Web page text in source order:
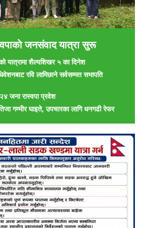
जनसंवाद यात्रा सुरू
यात्रामा शैल्यशिखर ५ का दिनेश
रवि लामिछाने सर्वसम्मत सभापति
जना रास्वपा प्रवेश
गम्भीर घाइते, उपचारका लागि धनगढी रेफर